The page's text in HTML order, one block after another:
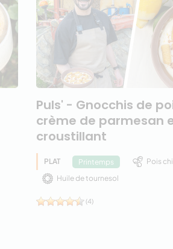
Puls' - Gnocchis de
crème de parmesan
croustillant
PLAT Printemps
Pois
Huile de tournesol
(4)